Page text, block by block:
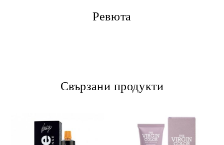
Ревюта
Свързани продукти